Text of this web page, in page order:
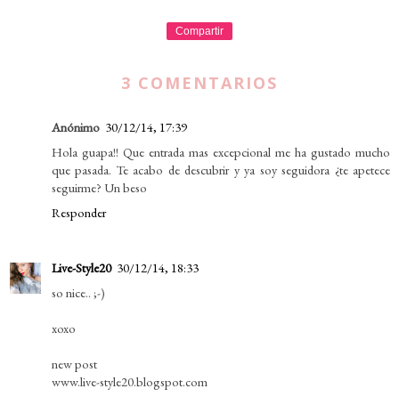
Compartir
3 COMENTARIOS
Anónimo 30/12/14, 17:39
Hola guapa!! Que entrada mas excepcional me ha gustado mucho
que pasada. Te acabo de descubrir y ya soy seguidora ¿te apetece
seguirme? Un beso
Responder
Live-Style20 30/12/14, 18:33
so nice.. ;-)
xoxo
new post
www.live-style20.blogspot.com